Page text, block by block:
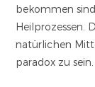
bekommen
Heilprozessen.
natürlichen
paradox zu sein.